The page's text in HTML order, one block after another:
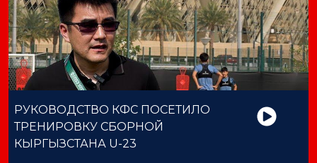
РУКОВОДСТВО КФС ПОСЕТИЛО
ТРЕНИРОВКУ СБОРНОЙ
КЫРГЫЗСТАНА U-23